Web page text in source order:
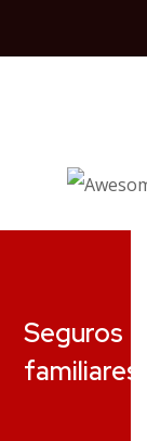
Seguros
familiares